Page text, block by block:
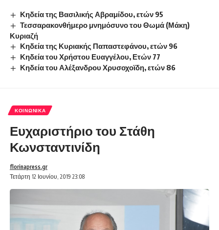
Κηδεία της Βασιλικής Αβραμίδου, ετών 95
Τεσσαρακονθήμερο μνημόσυνο του Θωμά (Μάκη)
Κυριαζή
Κηδεία της Κυριακής Παπαστεφάνου, ετών 96
Κηδεία του Χρήστου Ευαγγέλου, Ετών 77
Κηδεία του Αλέξανδρου Χρυσοχοϊδη, ετών 86
ΚΟΙΝΩΝΙΚΆ
Ευχαριστήριο του Στάθη
Κωνσταντινίδη
Τετάρτη 12 Ιουνίου, 2019 23:08
florinapress.gr